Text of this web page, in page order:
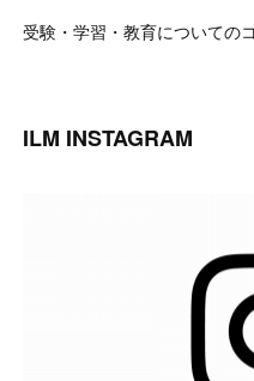
受験・学習・教育についての
ILM INSTAGRAM